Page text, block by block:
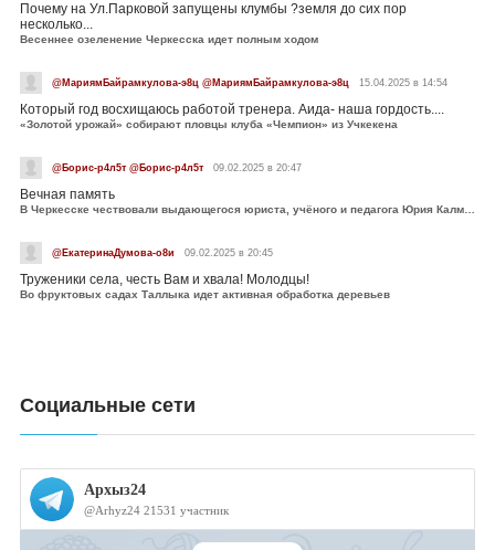
Почему на Ул.Парковой запущены клумбы ?земля до сих пор
несколько...
Весеннее озеленение Черкесска идет полным ходом
@МариямБайрамкулова-э8ц @МариямБайрамкулова-э8ц 15.04.2025 в 14:54
Который год восхищаюсь работой тренера. Аида- наша гордость....
«Золотой урожай» собирают пловцы клуба «Чемпион» из Учкекена
@Борис-р4л5т @Борис-р4л5т 09.02.2025 в 20:47
Вечная память
В Черкесске чествовали выдающегося юриста, учёного и педагога Юрия Калмыкова
@ЕкатеринаДумова-о8и 09.02.2025 в 20:45
Труженики села, честь Вам и хвала! Молодцы!
Во фруктовых садах Таллыка идет активная обработка деревьев
Социальные сети